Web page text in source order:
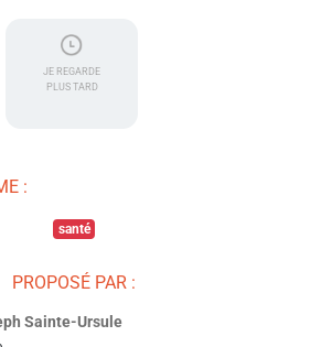
JE REGARDE
PLUS TARD
:
santé
PROPOSÉ PAR :
Sainte-Ursule